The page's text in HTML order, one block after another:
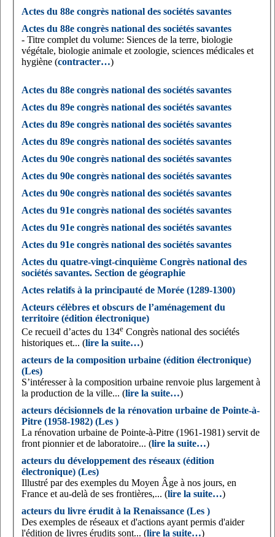
Actes du 88e congrès national des sociétés savantes
Actes du 88e congrès national des sociétés savantes
- Titre complet du volume: Siences de la terre, biologie
végétale, biologie animale et zoologie, sciences médicales et
hygiène (contracter…)
Actes du 88e congrès national des sociétés savantes
Actes du 89e congrès national des sociétés savantes
Actes du 89e congrès national des sociétés savantes
Actes du 89e congrès national des sociétés savantes
Actes du 90e congrès national des sociétés savantes
Actes du 90e congrès national des sociétés savantes
Actes du 90e congrès national des sociétés savantes
Actes du 91e congrès national des sociétés savantes
Actes du 91e congrès national des sociétés savantes
Actes du 91e congrès national des sociétés savantes
Actes du quatre-vingt-cinquième Congrès national des
sociétés savantes. Section de géographie
Actes relatifs à la principauté de Morée (1289-1300)
Acteurs célèbres et obscurs de l’aménagement du
territoire (édition électronique)
Ce recueil d’actes du 134e Congrès national des sociétés
historiques et... (lire la suite…)
acteurs de la composition urbaine (édition électronique)
(Les)
S’intéresser à la composition urbaine renvoie plus largement à
la production de la ville... (lire la suite…)
acteurs décisionnels de la rénovation urbaine de Pointe-à-
Pitre (1958-1982) (Les )
La rénovation urbaine de Pointe-à-Pitre (1961-1981) servit de
front pionnier et de laboratoire... (lire la suite…)
acteurs du développement des réseaux (édition
électronique) (Les)
Illustré par des exemples du Moyen Âge à nos jours, en
France et au-delà de ses frontières,... (lire la suite…)
acteurs du livre érudit à la Renaissance (Les )
Des exemples de réseaux et d'actions ayant permis d'aider
l'édition de livres érudits sont... (lire la suite…)